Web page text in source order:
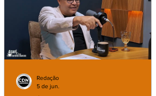
Redação
5 de jun.